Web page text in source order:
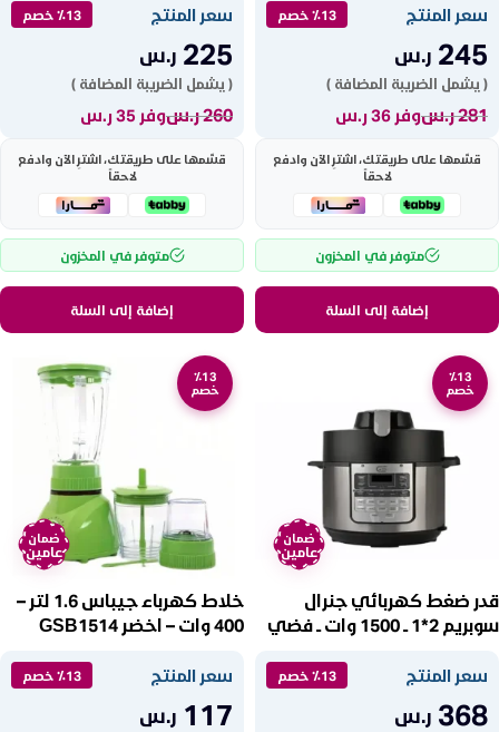
سعر المنتج ٪13 خصم
245 ر.س
( يشمل الضريبة المضافة )
281ر.سوفر 36 ر.س
قسّمها على طريقتك، اشترِ الآن وادفع
لاحقاً
متوفر في المخزون
إضافة إلى السلة
سعر المنتج ٪13 خصم
225 ر.س
( يشمل الضريبة المضافة )
260ر.سوفر 35 ر.س
قسّمها على طريقتك، اشترِ الآن وادفع
لاحقاً
متوفر في المخزون
إضافة إلى السلة
٪13
خصم
ضمان
عامين
قدر ضغط كهربائي جنرال
سوبريم 2*1 ــ 1500 وات ــ فضي
سعر المنتج ٪13 خصم
368 ر.س
٪13
خصم
ضمان
عامين
خلاط كهرباء جيباس 1.6 لتر –
400 وات – اخضر GSB1514
سعر المنتج ٪13 خصم
117 ر.س